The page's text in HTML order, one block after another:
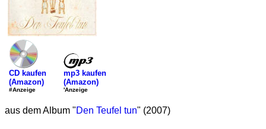
CD kaufen
(Amazon)
#Anzeige
mp3 kaufen
(Amazon)
'Anzeige
aus dem Album "Den Teufel tun" (2007)